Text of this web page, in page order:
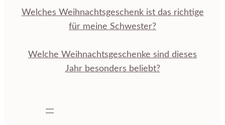
Welches Weihnachtsgeschenk ist das richtige
für meine Schwester?
Welche Weihnachtsgeschenke sind dieses
Jahr besonders beliebt?